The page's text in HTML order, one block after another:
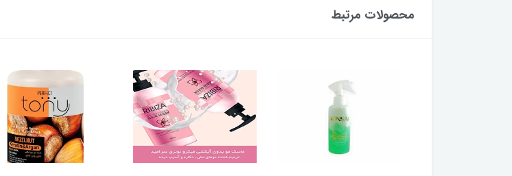
محصولات مرتبط